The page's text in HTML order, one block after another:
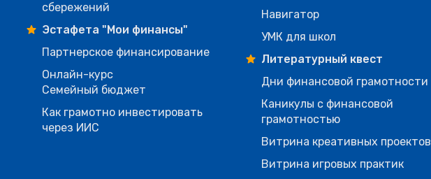
сбережений
Эстафета "Мои финансы"
Партнерское финансирование
Онлайн-курс
Семейный бюджет
Как грамотно инвестировать
через ИИС
Навигатор
УМК для школ
Литературный квест
Дни финансовой грамотности
Каникулы с финансовой
грамотностью
Витрина креативных проектов
Витрина игровых практик